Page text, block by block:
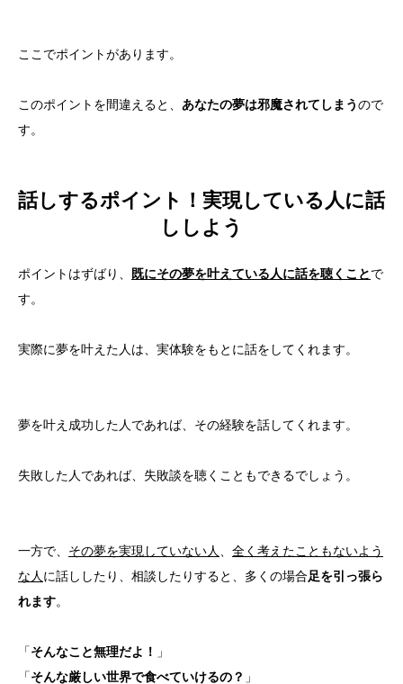
ここでポイントがあります。
このポイントを間違えると、 あなたの夢は邪魔されてしまうので
す。
話しするポイント！実現している人に話
ししよう
ポイントはずばり、 既にその夢を叶えている人に話を聴くことで
す。
実際に夢を叶えた人は、実体験をもとに話をしてくれます。
夢を叶え成功した人であれば、その経験を話してくれます。
失敗した人であれば、失敗談を聴くこともできるでしょう。
一方で、 その夢を実現していない人、 全く考えたこともないよう
な人に話ししたり、相談したりすると、多くの場合足を引っ張ら
れます。
「そんなこと無理だよ！
」
「そんな厳しい世界で食べていけるの？ 」